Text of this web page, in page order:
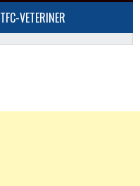
TFC-VETERINER